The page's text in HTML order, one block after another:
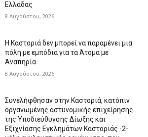
Ελλάδας
8 Αυγούστου, 2026
Η Καστοριά δεν μπορεί να παραμένει μια
πόλη με εμπόδια για τα Άτομα με
Αναπηρία
8 Αυγούστου, 2026
Συνελήφθησαν στην Καστοριά, κατόπιν
οργανωμένης αστυνομικής επιχείρησης
της Υποδιεύθυνσης Δίωξης και
Εξιχνίασης Εγκλημάτων Καστοριάς -2-